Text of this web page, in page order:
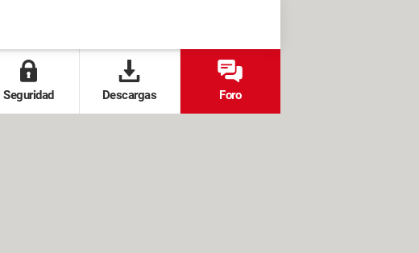
Seguridad Descargas Foro